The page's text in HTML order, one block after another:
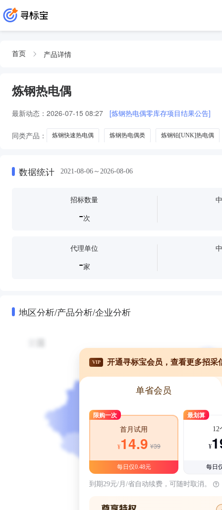
首页 产品详情
炼钢热电偶
最新动态： 2026-07-15 08:27 [炼钢热电偶零库存项目结果公告]
同类产品： 炼钢快速热电偶 炼钢热电偶类 炼钢铂[UNK]热电偶
数据统计 2021-08-06～2026-08-06
招标数量
-次
代理单位
-家
地区分析/产品分析/企业分析
VIP 开通寻标宝会员，查看更多招采
单省会员
限购一次
首月试用
¥14.9 ¥39
每日仅0.48元
最划算
12
¥
每日
到期29元/月/省自动续费，可随时取消。